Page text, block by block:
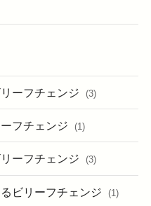
ーフチェンジ (3)
フチェンジ (1)
ーフチェンジ (3)
ビリーフチェンジ (1)